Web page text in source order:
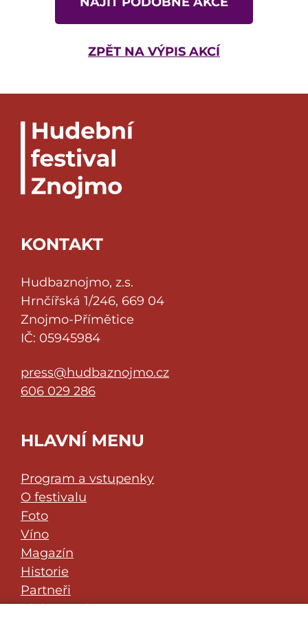
ZPĚT NA VÝPIS AKCÍ
KONTAKT
Hudbaznojmo, z.s.
Hrnčířská 1/246, 669 04
Znojmo-Přímětice
IČ: 05945984
press@hudbaznojmo.cz
606 029 286
HLAVNÍ MENU
Program a vstupenky
O festivalu
Foto
Víno
Magazín
Historie
Partneři
Klub přátel